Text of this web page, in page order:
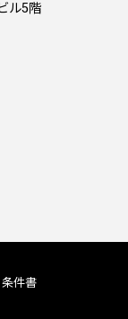
ル5階
件書